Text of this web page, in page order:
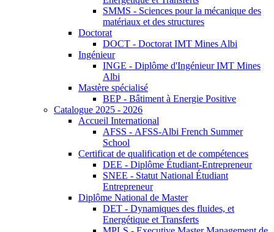
SMMS - Sciences pour la mécanique des
matériaux et des structures
Doctorat
DOCT - Doctorat IMT Mines Albi
Ingénieur
INGE - Diplôme d'Ingénieur IMT Mines
Albi
Mastère spécialisé
BEP - Bâtiment à Energie Positive
Catalogue 2025 - 2026
Accueil International
AFSS - AFSS-Albi French Summer
School
Certificat de qualification et de compétences
DEE - Diplôme Étudiant-Entrepreneur
SNEE - Statut National Étudiant
Entrepreneur
Diplôme National de Master
DET - Dynamiques des fluides, et
Energétique et Transferts